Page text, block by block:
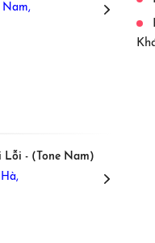
Nam,
Lỗi - (Tone Nam)